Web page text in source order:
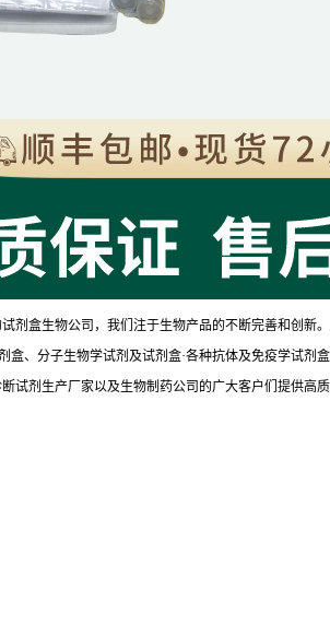
剂盒生物公司，我们注于生物产品的不断完善和创
盒、分子生物学试剂及试剂盒·各种抗体及免疫学试
试剂生产厂家以及生物制药公司的广大客户们提供